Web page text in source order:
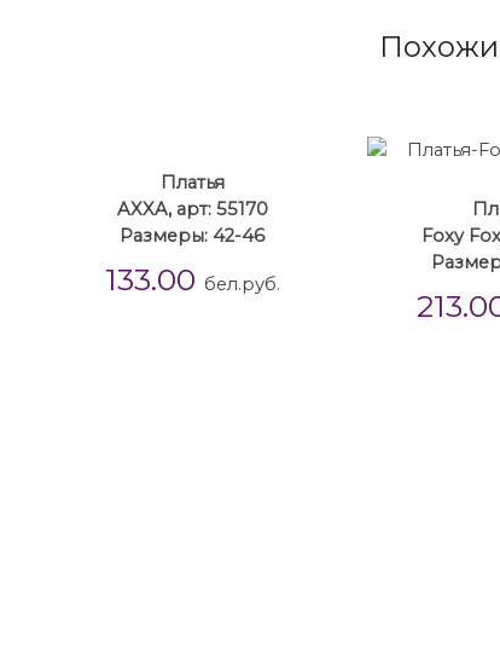
Платья
AXXA, арт: 55170
Размеры: 42-46
133.00 бел.руб.
Foxy